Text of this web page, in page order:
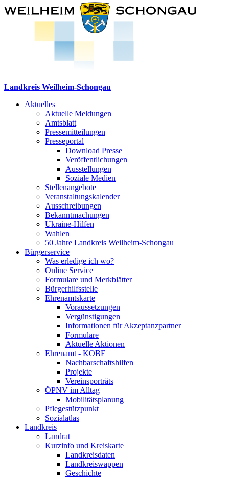
Landkreis Weilheim-Schongau
Aktuelles
Aktuelle Meldungen
Amtsblatt
Pressemitteilungen
Presseportal
Download Presse
Veröffentlichungen
Ausstellungen
Soziale Medien
Stellenangebote
Veranstaltungskalender
Ausschreibungen
Bekanntmachungen
Ukraine-Hilfen
Wahlen
50 Jahre Landkreis Weilheim-Schongau
Bürgerservice
Was erledige ich wo?
Online Service
Formulare und Merkblätter
Bürgerhilfsstelle
Ehrenamtskarte
Voraussetzungen
Vergünstigungen
Informationen für Akzeptanzpartner
Formulare
Aktuelle Aktionen
Ehrenamt - KOBE
Nachbarschaftshilfen
Projekte
Vereinsporträts
ÖPNV im Alltag
Mobilitätsplanung
Pflegestützpunkt
Sozialatlas
Landkreis
Landrat
Kurzinfo und Kreiskarte
Landkreisdaten
Landkreiswappen
Geschichte